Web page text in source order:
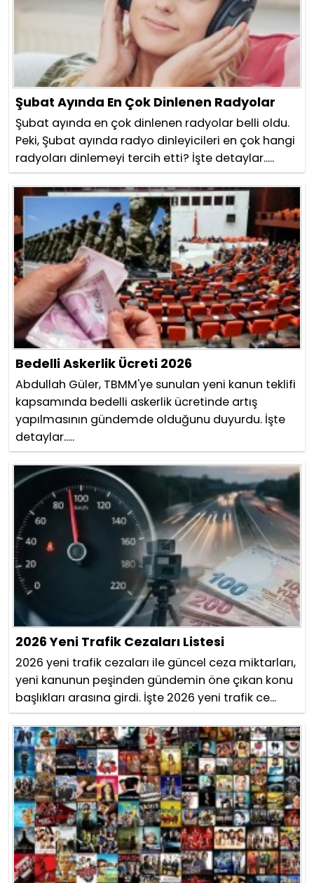
Şubat Ayında En Çok Dinlenen Radyolar
Şubat ayında en çok dinlenen radyolar belli oldu.
Peki, Şubat ayında radyo dinleyicileri en çok hangi
radyoları dinlemeyi tercih etti? İşte detaylar.....
Bedelli Askerlik Ücreti 2026
Abdullah Güler, TBMM'ye sunulan yeni kanun teklifi
kapsamında bedelli askerlik ücretinde artış
yapılmasının gündemde olduğunu duyurdu. İşte
detaylar.....
2026 Yeni Trafik Cezaları Listesi
2026 yeni trafik cezaları ile güncel ceza miktarları,
yeni kanunun peşinden gündemin öne çıkan konu
başlıkları arasına girdi. İşte 2026 yeni trafik ce...